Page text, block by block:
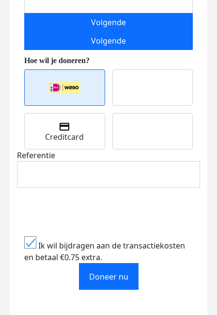
Volgende
Volgende
Creditcard
Referentie
Ik wil bijdragen aan de transactiekosten
en betaal €0.75 extra.
Doneer nu